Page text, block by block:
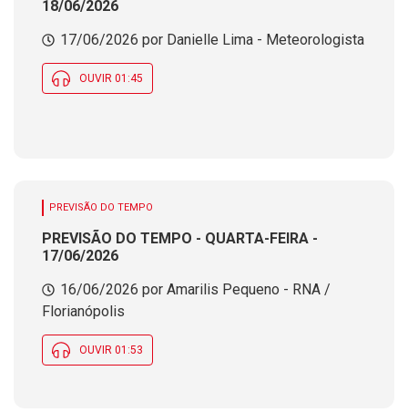
18/06/2026
17/06/2026 por Danielle Lima - Meteorologista
OUVIR 01:45
PREVISÃO DO TEMPO
PREVISÃO DO TEMPO - QUARTA-FEIRA -
17/06/2026
16/06/2026 por Amarilis Pequeno - RNA /
Florianópolis
OUVIR 01:53